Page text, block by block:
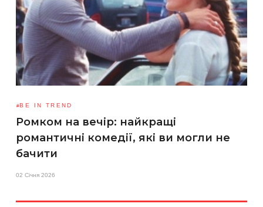
BE IN TREND
Ромком на вечір: найкращі
романтичні комедії, які ви могли не
бачити
02 Січня 2026